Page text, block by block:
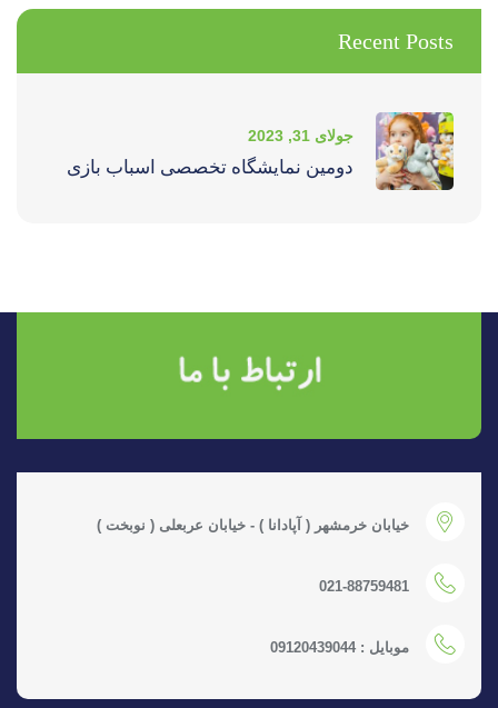
Recent Posts
جولای 31, 2023
دومین نمایشگاه تخصصی اسباب بازی
خیابان خرمشهر ( آپادانا ) - خیابان عربعلی ( نوبخت )
021-88759481
موبایل : 09120439044